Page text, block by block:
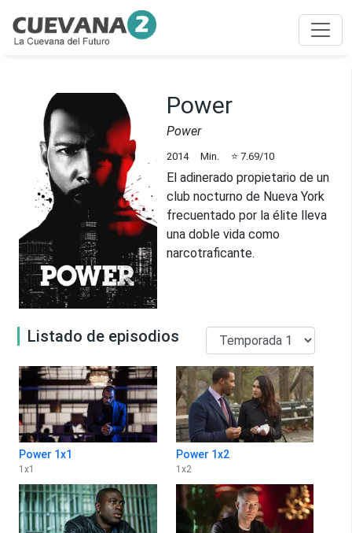
Power
Power
2014 Min. ⭐ 7.69/10
El adinerado propietario de un
club nocturno de Nueva York
frecuentado por la élite lleva
una doble vida como
narcotraficante.
Listado de episodios
Power 1x1
1 x1
Power 1x2
1 x2